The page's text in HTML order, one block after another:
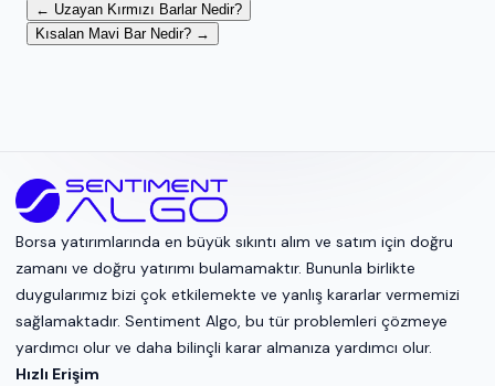
← Uzayan Kırmızı Barlar Nedir?
Kısalan Mavi Bar Nedir? →
Borsa yatırımlarında en büyük sıkıntı alım ve satım için doğru
zamanı ve doğru yatırımı bulamamaktır. Bununla birlikte
duygularımız bizi çok etkilemekte ve yanlış kararlar vermemizi
sağlamaktadır. Sentiment Algo, bu tür problemleri çözmeye
yardımcı olur ve daha bilinçli karar almanıza yardımcı olur.
Hızlı Erişim